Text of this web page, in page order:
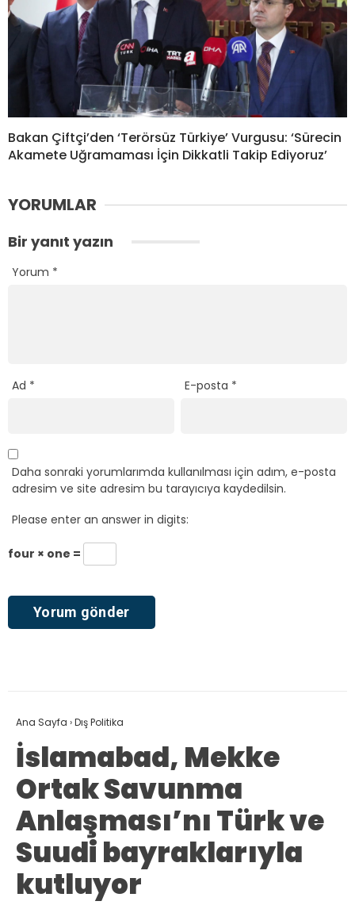
Bakan Çiftçi’den ‘Terörsüz Türkiye’ Vurgusu: ‘Sürecin
Akamete Uğramaması İçin Dikkatli Takip Ediyoruz’
YORUMLAR
Bir yanıt yazın
Yorum *
Ad * E-posta *
Daha sonraki yorumlarımda kullanılması için adım, e-posta
adresim ve site adresim bu tarayıcıya kaydedilsin.
Please enter an answer in digits:
four × one =
Ana Sayfa ›Dış Politika
İslamabad, Mekke
Ortak Savunma
Anlaşması’nı Türk ve
Suudi bayraklarıyla
kutluyor